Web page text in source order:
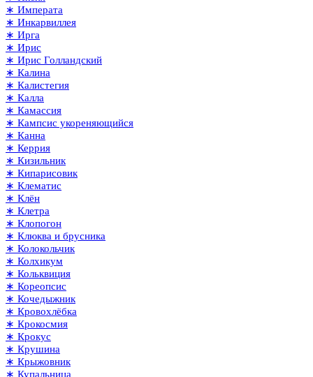
∗ Императа
∗ Инкарвиллея
∗ Ирга
∗ Ирис
∗ Ирис Голландский
∗ Калина
∗ Калистегия
∗ Калла
∗ Камассия
∗ Кампсис укореняющийся
∗ Канна
∗ Керрия
∗ Кизильник
∗ Кипарисовик
∗ Клематис
∗ Клён
∗ Клетра
∗ Клопогон
∗ Клюква и брусника
∗ Колокольчик
∗ Колхикум
∗ Кольквиция
∗ Кореопсис
∗ Кочедыжник
∗ Кровохлёбка
∗ Крокосмия
∗ Крокус
∗ Крушина
∗ Крыжовник
∗ Купальница